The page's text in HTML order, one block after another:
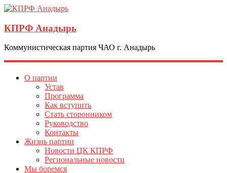
КПРФ Анадырь
Коммунистическая партия ЧАО г. Анадырь
О партии
Устав
Программа
Как вступить
Стать сторонником
Руководство
Контакты
Жизнь партии
Новости ЦК КПРФ
Региональные новости
Мы боремся